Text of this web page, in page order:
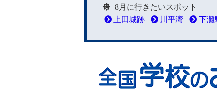
8月に行きたいスポット
上田城跡
川平湾 下灘